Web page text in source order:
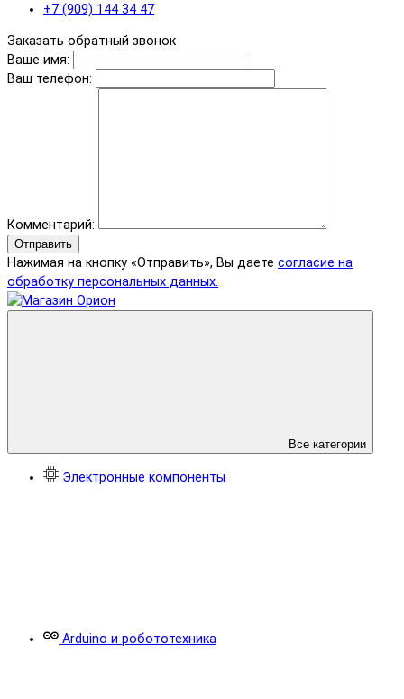
+7 (909) 144 34 47
Заказать обратный звонок
Ваше имя:
Ваш телефон:
Комментарий:
Отправить
Нажимая на кнопку «Отправить», Вы даете согласие на
обработку персональных данных.
Все категории
Электронные компоненты
Arduino и робототехника